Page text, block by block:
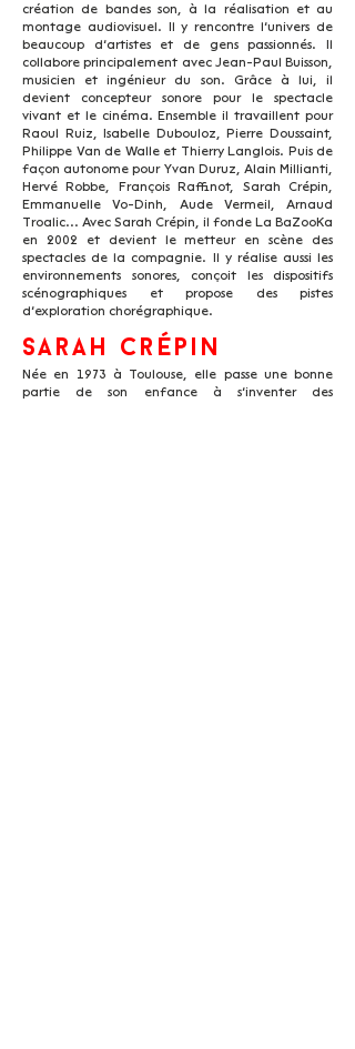
création de bandes son, à la réalisation et au
montage audiovisuel. Il y rencontre l’univers de
beaucoup d’artistes et de gens passionnés. Il
collabore principalement avec Jean-Paul Buisson,
musicien et ingénieur du son. Grâce à lui, il
devient concepteur sonore pour le spectacle
vivant et le cinéma. Ensemble il travaillent pour
Raoul Ruiz, Isabelle Dubouloz, Pierre Doussaint,
Philippe Van de Walle et Thierry Langlois. Puis de
façon autonome pour Yvan Duruz, Alain Millianti,
Hervé Robbe, François Raffinot, Sarah Crépin,
Emmanuelle Vo-Dinh, Aude Vermeil, Arnaud
Troalic... Avec Sarah Crépin, il fonde La BaZooKa
en 2002 et devient le metteur en scène des
spectacles de la compagnie. Il y réalise aussi les
environnements sonores, conçoit les dispositifs
scénographiques et propose des pistes
d’exploration chorégraphique.
Sarah Crépin
Née en 1973 à Toulouse, elle passe une bonne
partie de son enfance à s’inventer des